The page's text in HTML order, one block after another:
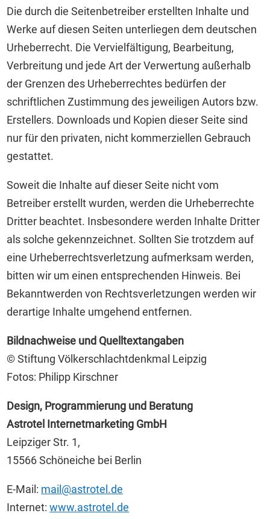
Die durch die Seitenbetreiber erstellten Inhalte und
Werke auf diesen Seiten unterliegen dem deutschen
Urheberrecht. Die Vervielfältigung, Bearbeitung,
Verbreitung und jede Art der Verwertung außerhalb
der Grenzen des Urheberrechtes bedürfen der
schriftlichen Zustimmung des jeweiligen Autors bzw.
Erstellers. Downloads und Kopien dieser Seite sind
nur für den privaten, nicht kommerziellen Gebrauch
gestattet.
Soweit die Inhalte auf dieser Seite nicht vom
Betreiber erstellt wurden, werden die Urheberrechte
Dritter beachtet. Insbesondere werden Inhalte Dritter
als solche gekennzeichnet. Sollten Sie trotzdem auf
eine Urheberrechtsverletzung aufmerksam werden,
bitten wir um einen entsprechenden Hinweis. Bei
Bekanntwerden von Rechtsverletzungen werden wir
derartige Inhalte umgehend entfernen.
Bildnachweise und Quelltextangaben
© Stiftung Völkerschlachtdenkmal Leipzig
Fotos: Philipp Kirschner
Design, Programmierung und Beratung
Astrotel Internetmarketing GmbH
Leipziger Str. 1,
15566 Schöneiche bei Berlin
E-Mail: mail@astrotel.de
Internet:www.astrotel.de